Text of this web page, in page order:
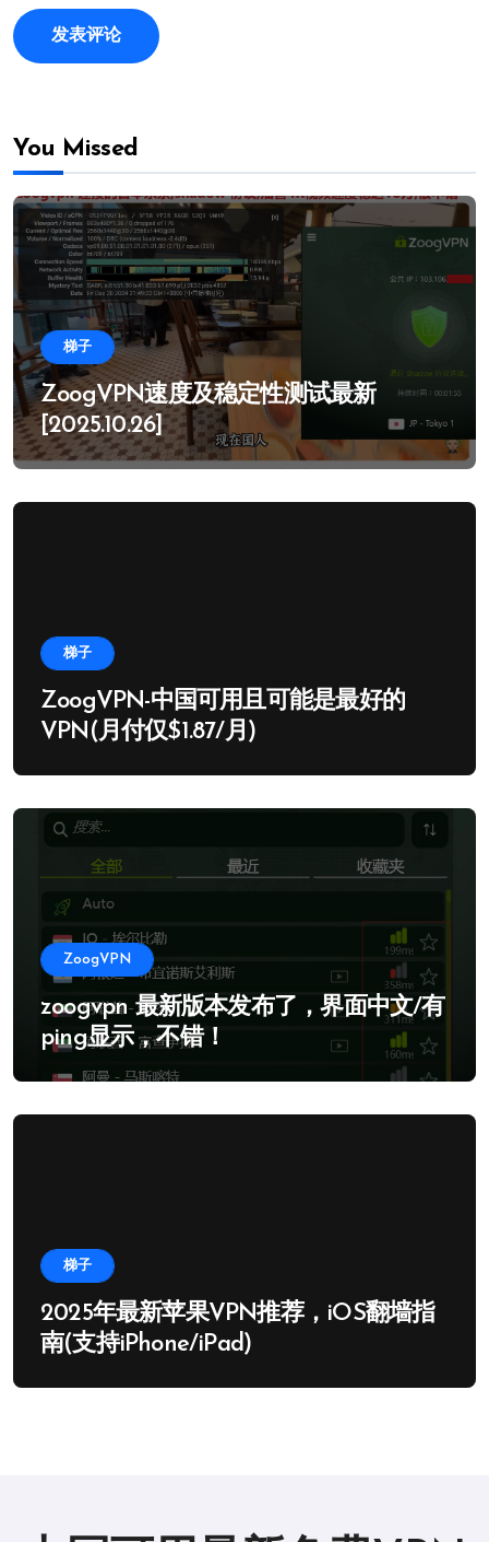
You Missed
梯子
ZoogVPN速度及稳定性测试最新
[2025.10.26]
梯子
ZoogVPN-中国可用且可能是最好的
VPN(月付仅$1.87/月)
ZoogVPN
zoogvpn 最新版本发布了，界面中文/有
ping显示，不错！
梯子
2025年最新苹果VPN推荐，iOS翻墙指
南(支持iPhone/iPad)